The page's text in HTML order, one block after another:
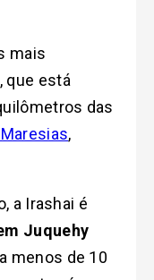
mais
que está
das
,
a Irashai é
Juquehy
menos de 10